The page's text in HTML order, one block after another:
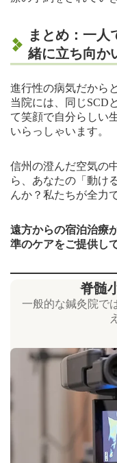
まとめ：一人
緒に立ち向か
進行性の病気だから
当院には、同じSCD
て笑顔で自分らしい
いらっしゃいます。
信州の澄んだ空気の
ら、あなたの「動け
んか？私たちが全力
遠方からの宿泊治療
準のケアをご提供し
脊髄
一般的な鍼灸院で